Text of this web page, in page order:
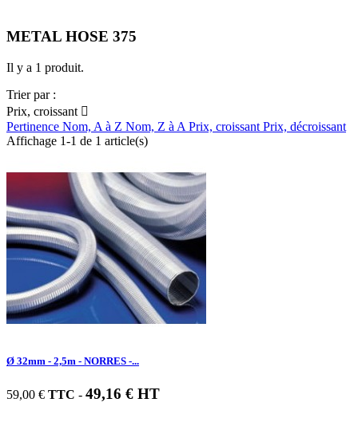
METAL HOSE 375
Il y a 1 produit.
Trier par :
Prix, croissant 
Pertinence Nom, A à Z Nom, Z à A Prix, croissant Prix, décroissant
Affichage 1-1 de 1 article(s)
Ø 32mm - 2,5m - NORRES -...
59,00 € TTC - 49,16 € HT